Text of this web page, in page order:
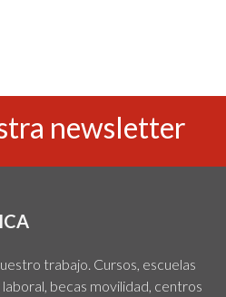
newsletter
trabajo. Cursos, escuelas
becas movilidad, centros